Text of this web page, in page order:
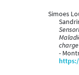
Simoes
charge
-